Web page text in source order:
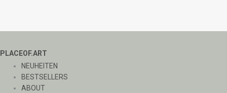
PLACEOF.ART
NEUHEITEN
BESTSELLERS
ABOUT